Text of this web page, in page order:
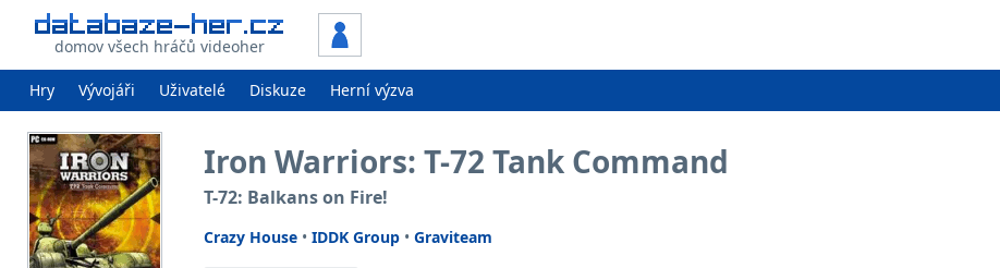
domov všech hráčů videoher
Hry Vývojáři Uživatelé Diskuze Herní výzva
Iron Warriors: T-72 Tank Command
T-72: Balkans on Fire!
Crazy House • IDDK Group • Graviteam